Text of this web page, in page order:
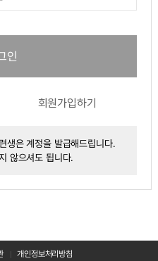
인
회원가입하기
생은 계정을 발급해드립니다.
않으셔도 됩니다.
개인정보처리방침